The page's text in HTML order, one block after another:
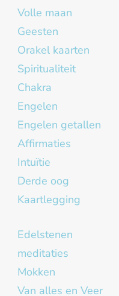
Volle maan
Geesten
Orakel kaarten
Spiritualiteit
Chakra
Engelen
Engelen getallen
Affirmaties
Intuïtie
Derde oog
Kaartlegging
Edelstenen
meditaties
Mokken
Van alles en Veer